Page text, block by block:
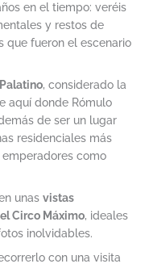
en el tiempo: veréis
y restos de
que fueron el escenario
, considerado la
aquí donde Rómulo
de ser un lugar
residenciales más
como
unas vistas
Circo Máximo, ideales
inolvidables.
con una visita